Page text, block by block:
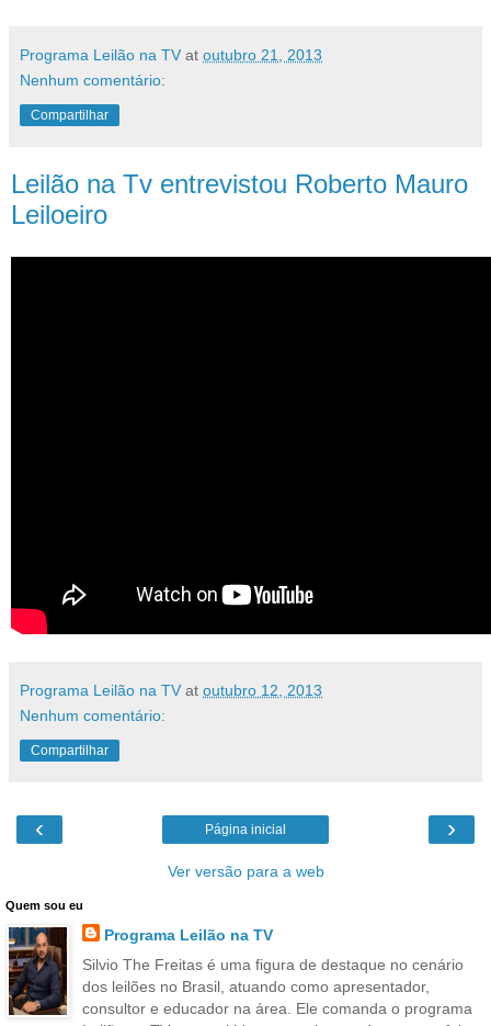
Programa Leilão na TV at outubro 21, 2013
Nenhum comentário:
Compartilhar
Leilão na Tv entrevistou Roberto Mauro
Leiloeiro
Programa Leilão na TV at outubro 12, 2013
Nenhum comentário:
Compartilhar
‹ ›
Página inicial
Ver versão para a web
Quem sou eu
Programa Leilão na TV
Silvio The Freitas é uma figura de destaque no cenário
dos leilões no Brasil, atuando como apresentador,
consultor e educador na área. Ele comanda o programa